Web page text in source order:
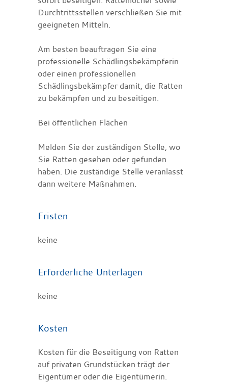
Durchtrittsstellen verschließen Sie mit
geeigneten Mitteln.
Am besten beauftragen Sie eine
professionelle Schädlingsbekämpferin
oder einen professionellen
Schädlingsbekämpfer damit, die Ratten
zu bekämpfen und zu beseitigen.
Bei öffentlichen Flächen
Melden Sie der zuständigen Stelle, wo
Sie Ratten gesehen oder gefunden
haben. Die zuständige Stelle veranlasst
dann weitere Maßnahmen.
Fristen
keine
Erforderliche Unterlagen
keine
Kosten
Kosten für die Beseitigung von Ratten
auf privaten Grundstücken trägt der
Eigentümer oder die Eigentümerin.